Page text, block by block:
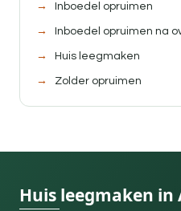
Inboedel opruimen
Inboedel opruimen na
Huis leegmaken
Zolder opruimen
Huis leegmaken in